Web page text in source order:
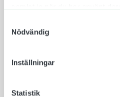
Nödvändig
Inställningar
Statistik
olika färger och storlekar.
man vill ha raka eller runda
En taktil skylt som kan